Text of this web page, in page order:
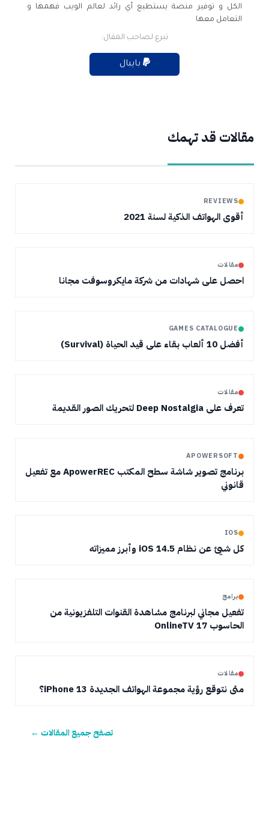
الكل و توفير منصة يستطيع أي رائد لعالم الويب فهمها و
التعامل معها
تبرع لصاحب المقال:
مقالات قد تهمك
REVIEWS
أقوى الهواتف الذكية لسنة 2021
مقالات
احصل على شهادات من شركة مايكروسوفت مجانا
GAMES CATALOGUE
أفضل 10 ألعاب بقاء على قيد الحياة (Survival)
مقالات
تعرف على Deep Nostalgia لتحريك الصور القديمة
APOWERSOFT
برنامج تصوير شاشة سطح المكتب ApowerREC مع تفعيل
قانوني
IOS
كل شيئ عن نظام iOS 14.5 وأبرز مميزاته
برامج
تفعيل مجاني لبرنامج مشاهدة القنوات التلفزيونية من
الحاسوب OnlineTV 17
مقالات
متى نتوقع رؤية مجموعة الهواتف الجديدة iPhone 13؟
تصفح جميع المقالات ←